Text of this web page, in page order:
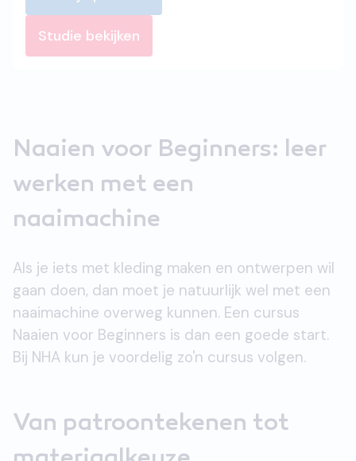
Studie bekijken
Naaien voor Beginners: leer
werken met een
naaimachine
Als je iets met kleding maken en ontwerpen wil
gaan doen, dan moet je natuurlijk wel met een
naaimachine overweg kunnen. Een cursus
Naaien voor Beginners is dan een goede start.
Bij NHA kun je voordelig zo'n cursus volgen.
Van patroontekenen tot